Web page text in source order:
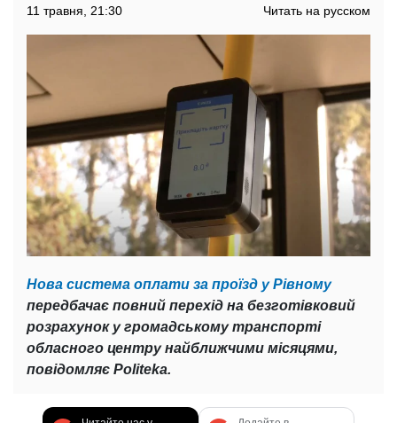
11 травня, 21:30 Читать на русском
Нова система оплати за проїзд у Рівному
передбачає повний перехід на безготівковий
розрахунок у громадському транспорті
обласного центру найближчими місяцями,
повідомляє Politeka.